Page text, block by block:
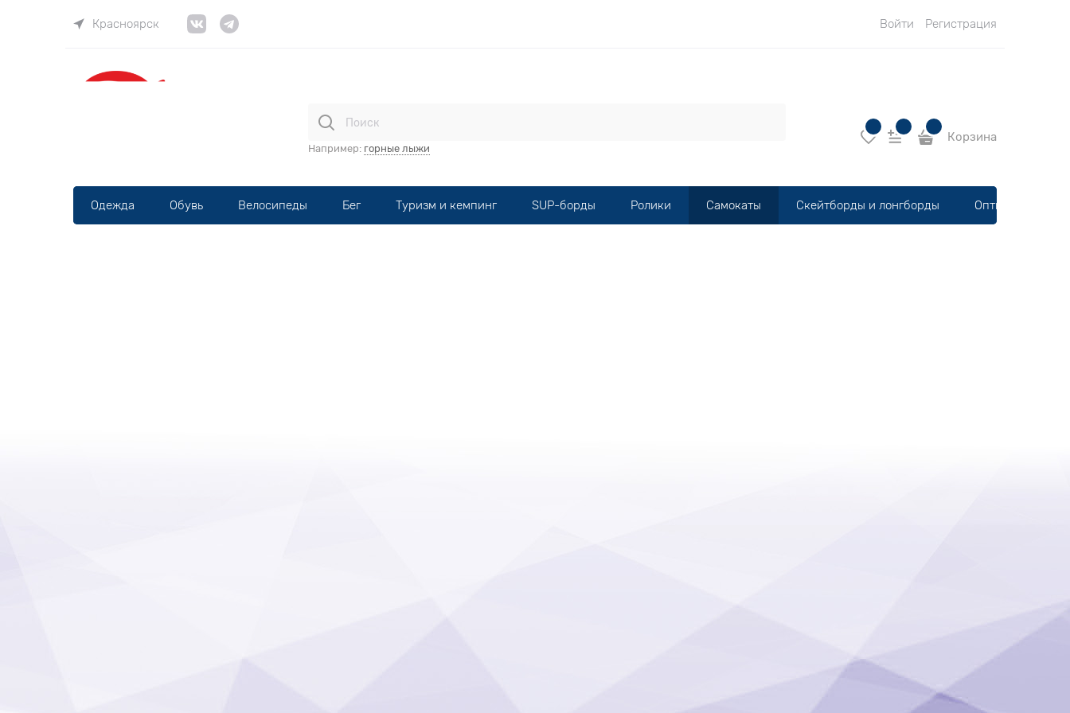
Красноярск Войти Регистрация
Например: горные лыжи
Корзина
Одежда Обувь Велосипеды Бег Туризм и кемпинг SUP-борды Ролики Самокаты Скейтборды и лонгборды Оптика, шлемы